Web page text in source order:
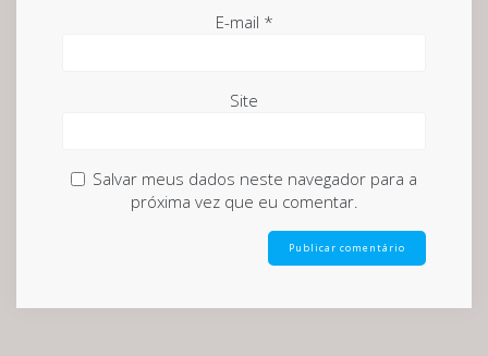
E-mail *
Site
Salvar meus dados neste navegador para a
próxima vez que eu comentar.